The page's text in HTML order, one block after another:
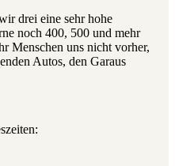
drei eine sehr hohe
noch 400, 500 und mehr
Menschen uns nicht vorher,
Autos, den Garaus